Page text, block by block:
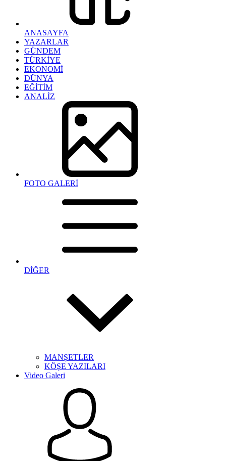
ANASAYFA
YAZARLAR
GÜNDEM
TÜRKİYE
EKONOMİ
DÜNYA
EĞİTİM
ANALİZ
FOTO GALERİ
DİĞER
MANŞETLER
KÖŞE YAZILARI
Video Galeri